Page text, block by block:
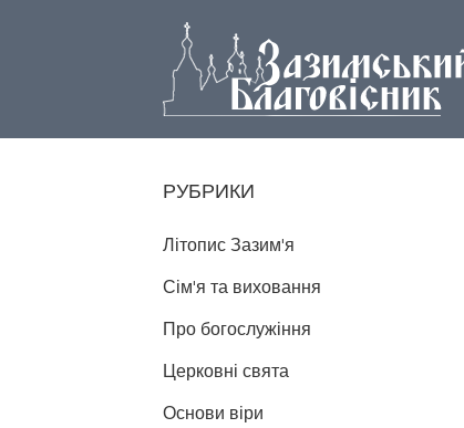
РУБРИКИ
Літопис Зазим'я
Сім'я та виховання
Про богослужіння
Церковні свята
Основи віри